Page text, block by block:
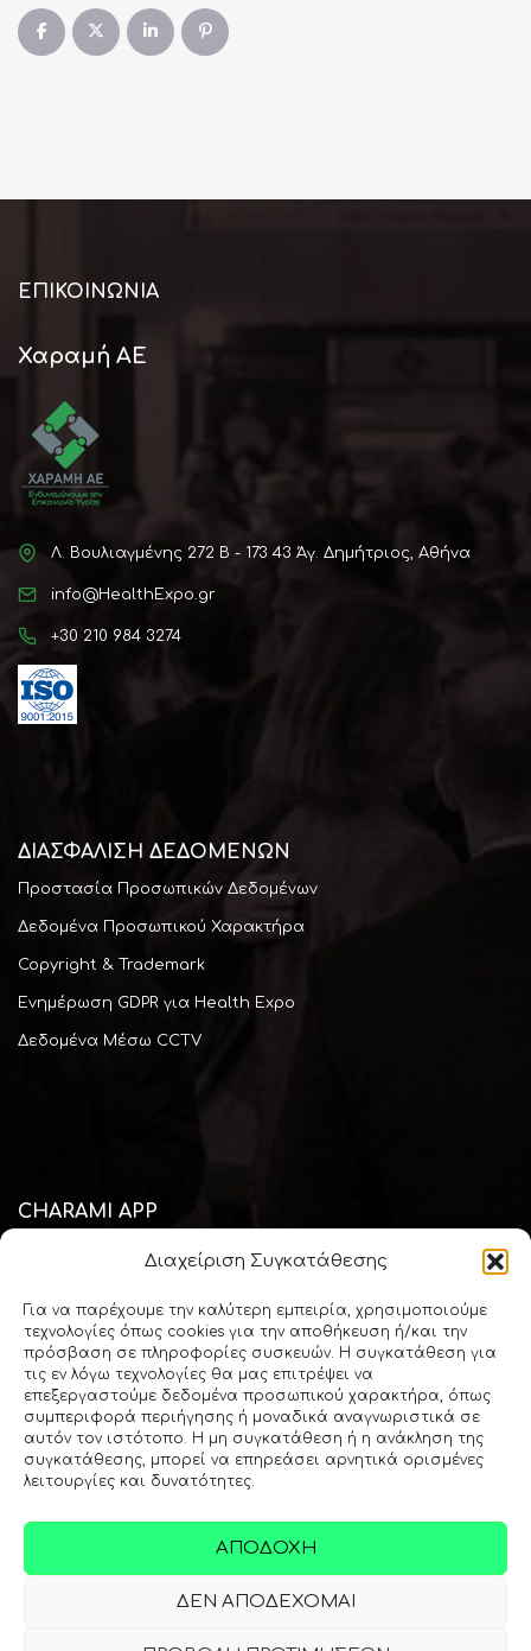
Διαχείριση Συγκατάθεσης
Για να παρέχουμε την καλύτερη εμπειρία, χρησιμοποιούμε
τεχνολογίες όπως cookies για την αποθήκευση ή/και την
πρόσβαση σε πληροφορίες συσκευών. Η συγκατάθεση για
τις εν λόγω τεχνολογίες θα μας επιτρέψει να
επεξεργαστούμε δεδομένα προσωπικού χαρακτήρα, όπως
συμπεριφορά περιήγησης ή μοναδικά αναγνωριστικά σε
αυτόν τον ιστότοπο. Η μη συγκατάθεση ή η ανάκληση της
συγκατάθεσης, μπορεί να επηρεάσει αρνητικά ορισμένες
λειτουργίες και δυνατότητες.
ΑΠΟΔΟΧΉ
ΔΕΝ ΑΠΟΔΈΧΟΜΑΙ
ΕΠΙΚΟΙΝΩΝΊΑ
Χαραμή ΑΕ
Λ. Βουλιαγμένης 272 Β - 173 43 Άγ. Δημήτριος, Αθήνα
info@HealthExpo.gr
+30 210 984 3274
ΔΙΑΣΦΆΛΙΣΗ ΔΕΔΟΜΕΝΩΝ
Προστασία Προσωπικών Δεδομένων
Δεδομένα Προσωπικού Χαρακτήρα
Copyright & Trademark
Ενημέρωση GDPR για Health Expo
Δεδομένα Μέσω CCTV
CHARAMI APP
Κατεβάστε την mobile εφαρμογή "Charami SA" και μείνετε
φαρμακείου και της υγείας
Download via
Apple Store
Download via
Copyright © 2000 - 2026 Χαραμή ΑΕ